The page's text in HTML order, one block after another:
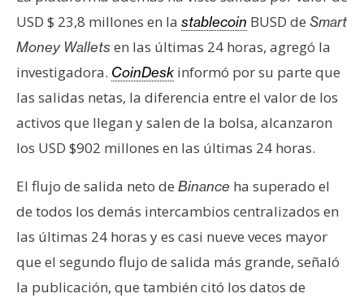
d
e
r
e
n
s
T
e
m
a
USD $ 23,8 millones en la stablecoin BUSD de Smart
Money Wallets en las últimas 24 horas, agregó la
investigadora. CoinDesk informó por su parte que
las salidas netas, la diferencia entre el valor de los
activos que llegan y salen de la bolsa, alcanzaron
los USD $902 millones en las últimas 24 horas.
El flujo de salida neto de Binance ha superado el
de todos los demás intercambios centralizados en
las últimas 24 horas y es casi nueve veces mayor
que el segundo flujo de salida más grande, señaló
la publicación, que también citó los datos de